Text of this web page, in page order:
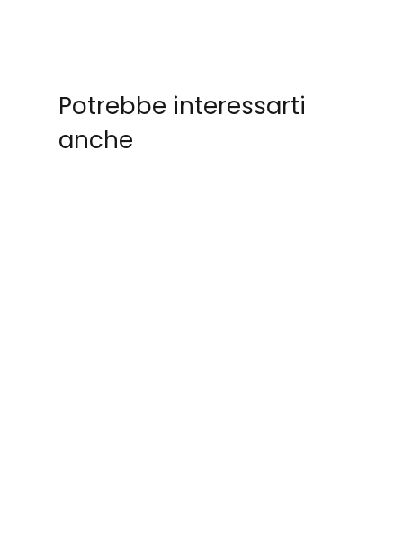
Potrebbe interessarti
anche